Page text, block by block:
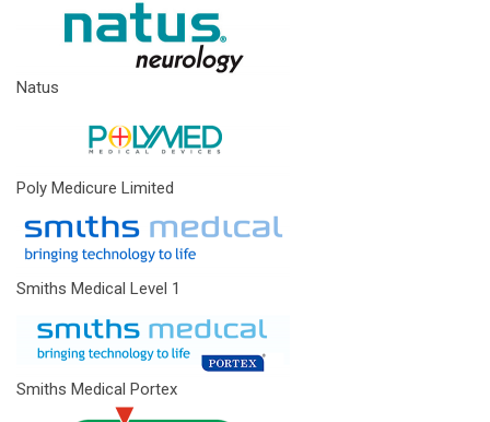
Natus
Poly Medicure Limited
Smiths Medical Level 1
Smiths Medical Portex